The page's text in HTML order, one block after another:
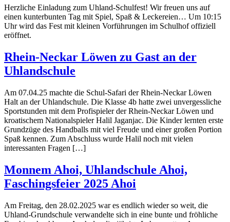
Herzliche Einladung zum Uhland-Schulfest! Wir freuen uns auf
einen kunterbunten Tag mit Spiel, Spaß & Leckereien… Um 10:15
Uhr wird das Fest mit kleinen Vorführungen im Schulhof offiziell
eröffnet.
Rhein-Neckar Löwen zu Gast an der
Uhlandschule
Am 07.04.25 machte die Schul-Safari der Rhein-Neckar Löwen
Halt an der Uhlandschule. Die Klasse 4b hatte zwei unvergessliche
Sportstunden mit dem Profispieler der Rhein-Neckar Löwen und
kroatischem Nationalspieler Halil Jaganjac. Die Kinder lernten erste
Grundzüge des Handballs mit viel Freude und einer großen Portion
Spaß kennen. Zum Abschluss wurde Halil noch mit vielen
interessanten Fragen […]
Monnem Ahoi, Uhlandschule Ahoi,
Faschingsfeier 2025 Ahoi
Am Freitag, den 28.02.2025 war es endlich wieder so weit, die
Uhland-Grundschule verwandelte sich in eine bunte und fröhliche